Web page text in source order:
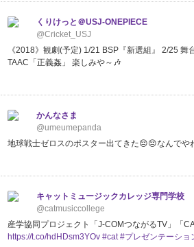
くりけっと＠USJ-ONEPIECE
@Cricket_USJ
《2018》観劇(予定) 1/21 BSP『新選組』 2/25
TAAC「正義姦」 楽しみや～🎶
かんなさま
@umeumepanda
地球戦士ゼロスのポスター出てきた😔😔なんでや
キャットミュージックカレッジ専門学校
@catmusiccollege
産学協同プロジェクト「J-COMつながるTV」「
https://t.co/hdHDsm3YOv #cat #プレゼンテーショ